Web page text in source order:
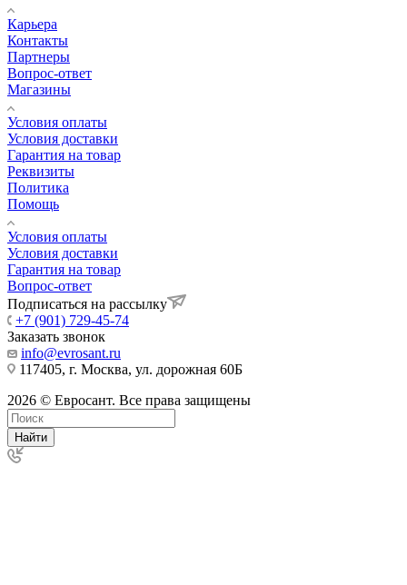
Карьера
Контакты
Партнеры
Вопрос-ответ
Магазины
Условия оплаты
Условия доставки
Гарантия на товар
Реквизиты
Политика
Помощь
Условия оплаты
Условия доставки
Гарантия на товар
Вопрос-ответ
Подписаться на рассылку
+7 (901) 729-45-74
Заказать звонок
info@evrosant.ru
117405, г. Москва, ул. дорожная 60Б
2026 © Евросант. Все права защищены
Найти